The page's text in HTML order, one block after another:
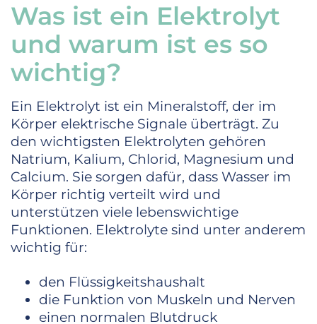
Was ist ein Elektrolyt
und warum ist es so
wichtig?
Ein Elektrolyt ist ein Mineralstoff, der im
Körper elektrische Signale überträgt. Zu
den wichtigsten Elektrolyten gehören
Natrium, Kalium, Chlorid, Magnesium und
Calcium. Sie sorgen dafür, dass Wasser im
Körper richtig verteilt wird und
unterstützen viele lebenswichtige
Funktionen. Elektrolyte sind unter anderem
wichtig für:
den Flüssigkeitshaushalt
die Funktion von Muskeln und Nerven
einen normalen Blutdruck